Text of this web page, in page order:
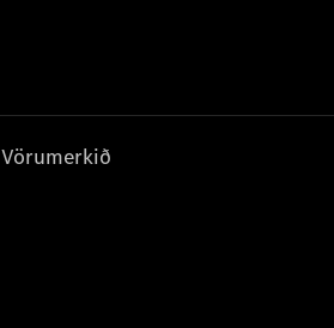
Vörumerkið